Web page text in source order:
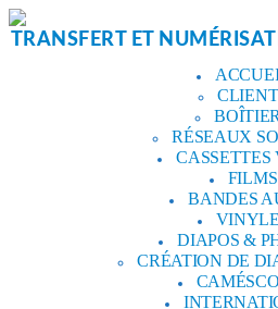
Aller
auTRANSFERT ET
RÉSEAUX
CASSETTES
FILMS
BANDES
DIAPOS &
CRÉATION DE